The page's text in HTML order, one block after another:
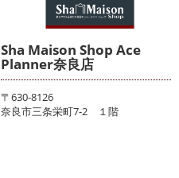
Sha Maison Shop Ace
Planner奈良店
〒630-8126
奈良市三条栄町7-2 １階